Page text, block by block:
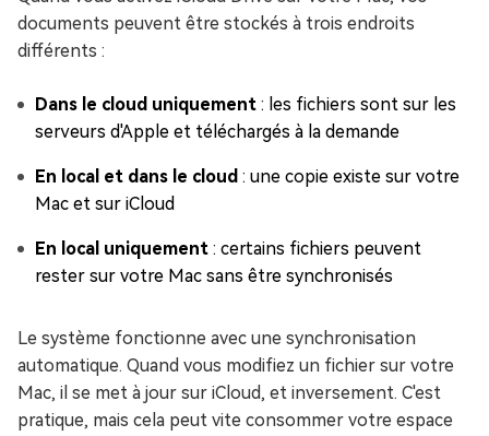
documents peuvent être stockés à trois endroits
différents :
Dans le cloud uniquement : les fichiers sont sur les
serveurs d'Apple et téléchargés à la demande
En local et dans le cloud : une copie existe sur votre
Mac et sur iCloud
En local uniquement : certains fichiers peuvent
rester sur votre Mac sans être synchronisés
Le système fonctionne avec une synchronisation
automatique. Quand vous modifiez un fichier sur votre
Mac, il se met à jour sur iCloud, et inversement. C'est
pratique, mais cela peut vite consommer votre espace